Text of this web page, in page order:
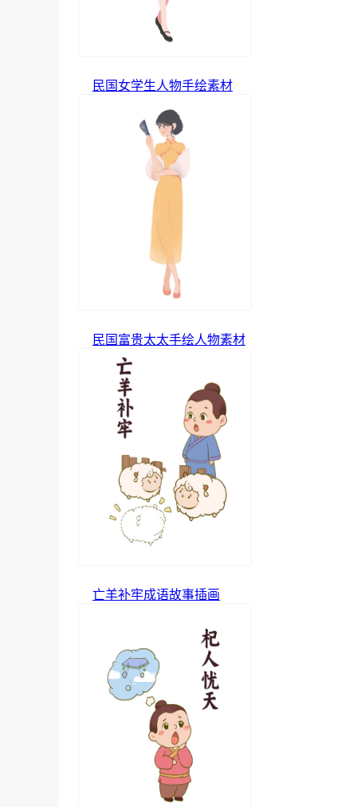
民国女学生人物手绘素材
民国富贵太太手绘人物素材
亡羊补牢成语故事插画